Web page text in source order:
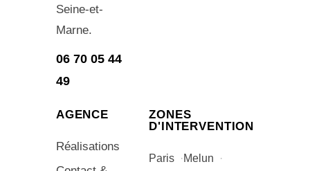
Seine-et-
Marne.
06 70 05 44
49
AGENCE
Réalisations
ZONES
D'INTERVENTION
Paris Melun